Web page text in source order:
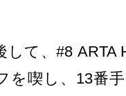
て、#8 ARTA
を喫し、13番